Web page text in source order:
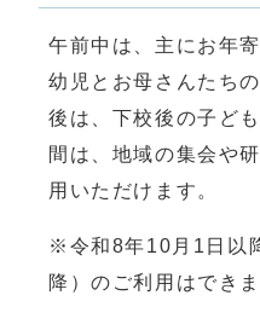
午前中は、主にお年
幼児とお母さんたち
後は、下校後の子ど
間は、地域の集会や
用いただけます。
※令和8年10月1日以
降）のご利用はできま